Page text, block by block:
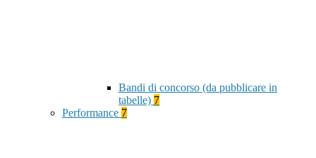
Bandi di concorso (da pubblicare in
tabelle) 7
Performance 7